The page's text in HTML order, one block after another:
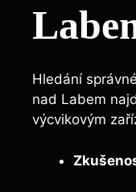
Hledání
nad Labem
výcvikovým